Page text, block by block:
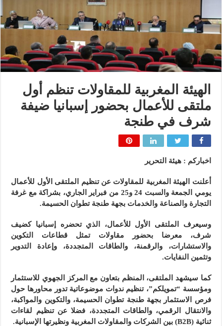
الهيئة المغربية للمقاولات تنظم أول
ملتقى للأعمال بحضور إسبانيا ضيفة
شرف في طنجة
اخباركم : هيئة التحرير
أعلنت الهيئة المغربية للمقاولات عن تنظيم الملتقى الأول للأعمال
يومي الجمعة والسبت 24 و25 من فبراير الجاري، بشراكة مع غرفة
التجارة والصناعة والخدمات بجهة طنجة تطوان الحسيمة.
وسيعرف الملتقى الأول للأعمال، الذي تحضره إسبانيا كضيف
شرف، معرضا بحضور مقاولات تمثل قطاعات التكوين
والاستشارات، والرقمنة، والطاقات المتجددة، وإعادة التدوير
وتثمين النفايات.
كما سيشهد الملتقى، المنظم بتعاون مع المركز الجهوي للاستثمار
ومؤسسة “تمويلكم”، تنظيم ندوات موضوعاتية تدور محاورها حول
فرص الاستثمار بجهة طنجة تطوان الحسيمة، والتكوين والمواكبة،
والانتقال الرقمي، والطاقات المتجددة، فضلا عن تنظيم لقاءات
ثنائية (B2B) بين الشركات والمقاولات المغربية ونظيرتها الإسبانية.